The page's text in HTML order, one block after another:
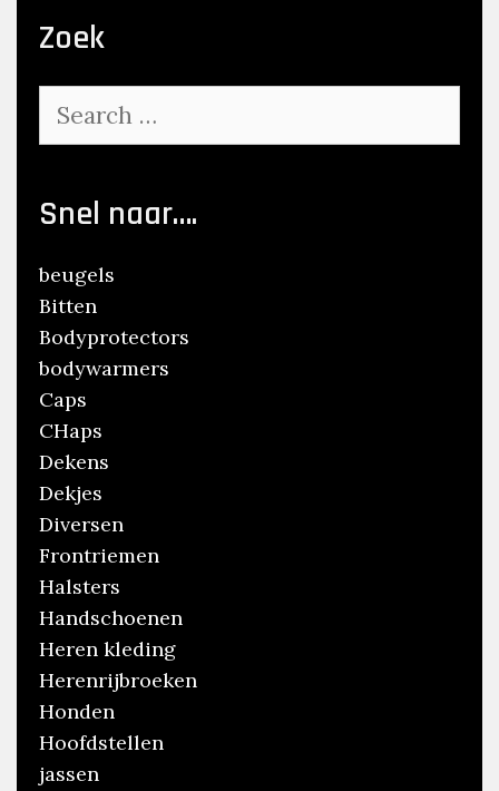
Zoek
for:
Snel naar….
beugels
Bitten
Bodyprotectors
bodywarmers
Caps
CHaps
Dekens
Dekjes
Diversen
Frontriemen
Halsters
Handschoenen
Heren kleding
Herenrijbroeken
Honden
Hoofdstellen
jassen